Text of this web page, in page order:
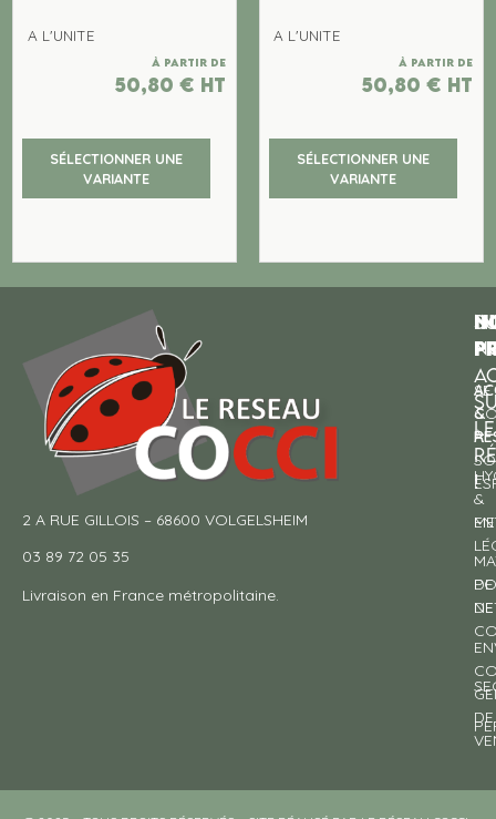
A L'UNITE
À partir de
50,80 € ht
SÉLECTIONNER UNE
VARIANTE
A L'UNITE
À partir de
50,80 € ht
SÉLECTIONNER UNE
VARIANTE
2 A RUE GILLOIS – 68600 VOLGELSHEIM
03 89 72 05 35
Livraison en France métropolitaine.
&
&
DE
SE
À
DE
DE
!